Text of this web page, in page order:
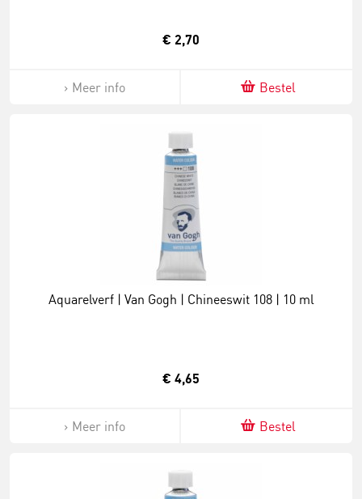
€ 2,70
Meer info Bestel
Aquarelverf | Van Gogh | Chineeswit 108 | 10 ml
€ 4,65
Meer info Bestel